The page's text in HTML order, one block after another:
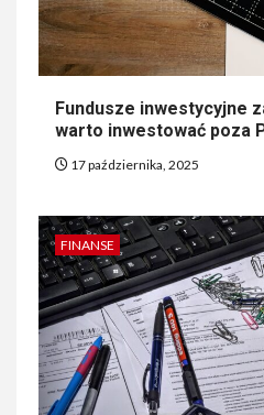
Fundusze inwestycyjne
warto inwestować poza
17 października, 2025
FINANSE